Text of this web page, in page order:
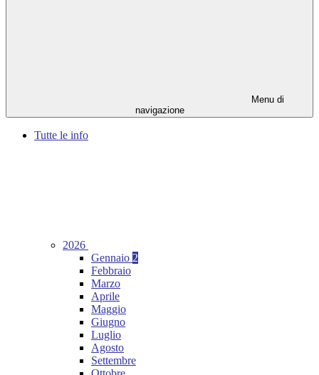
Menu di
navigazione
Tutte le info
2026
Gennaio 2
Febbraio
Marzo
Aprile
Maggio
Giugno
Luglio
Agosto
Settembre